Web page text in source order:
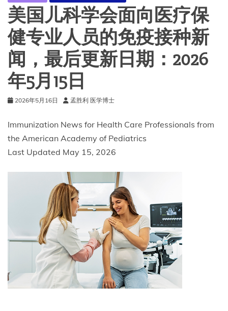
美国儿科学会面向医疗保
健专业人员的免疫接种新
闻，最后更新日期：2026
年5月15日
2026年5月16日 孟胜利 医学博士
Immunization News for Health Care Professionals from
the American Academy of Pediatrics
Last Updated May 15, 2026